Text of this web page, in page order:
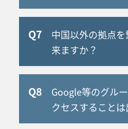
Aグレートファイアウォ
インターネット通信に
断を実施する大規模な
者に対して通信内容の
す。インターネット網を
で、これを回避するこ
Q7 中国以外の拠点を
来ますか？
A中国の他、香港、台湾
ル、インド、タイ、イ
ラリア、ドバイ、マレー
Q8 Google等のグル
クセスすること